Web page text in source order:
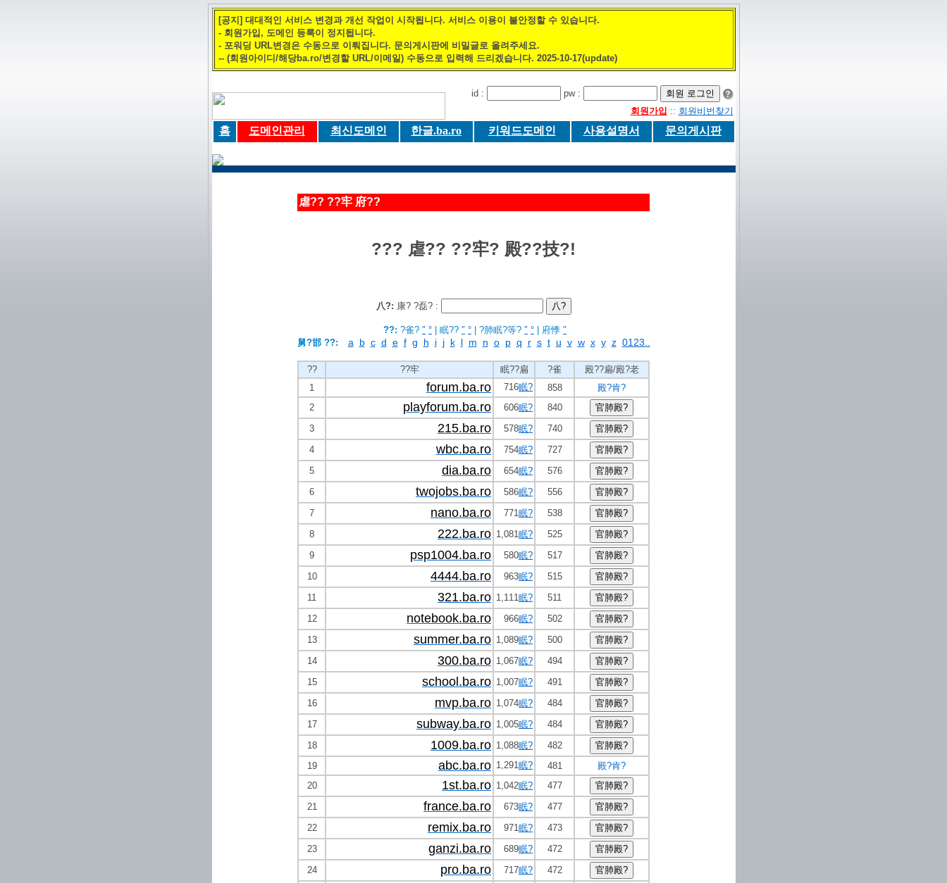
[공지] 대대적인 서비스 변경과 개선 작업이 시작됩니다. 서비스 이용이 불안정할 수 있습니다.
- 회원가입, 도메인 등록이 정지됩니다.
- 포워딩 URL변경은 수동으로 이뤄집니다. 문의게시판에 비밀글로 올려주세요.
-- (회원아이디/해당ba.ro/변경할 URL/이메일) 수동으로 입력해 드리겠습니다. 2025-10-17(update)
id :
pw :
회원가입 :: 회원비번찾기
홈 도메인관리 최신도메인 한글.ba.ro 키워드도메인 사용설명서 문의게시판
虐?? ??牢 府??
??? 虐?? ??牢? 殿??技?!
八?: 康? ?磊? :
??: ?雀? ″ ° | 眠?? ″ ° | ?肺眠?等? ″ ° | 府悸 ″
舅?邯 ??:
a b c d e f g h i j k l m n o p q r s t u v w x y z 0123..
?? ??牢 眠??扁 ?雀
殿??扁/殿?老
1
forum.ba.ro 716眠? 858
殿?肯?
2
playforum.ba.ro 606眠?
840
3
215.ba.ro 578眠?
740
4
wbc.ba.ro 754眠?
727
5
dia.ba.ro 654眠?
576
6
twojobs.ba.ro 586眠?
556
7
nano.ba.ro 771眠?
538
8
222.ba.ro 1,081眠?
525
9
psp1004.ba.ro 580眠?
517
10
4444.ba.ro 963眠?
515
11
321.ba.ro 1,111眠?
511
12
notebook.ba.ro 966眠?
502
13
summer.ba.ro 1,089眠?
500
14
300.ba.ro 1,067眠?
494
15
school.ba.ro 1,007眠?
491
16
mvp.ba.ro 1,074眠?
484
17
subway.ba.ro 1,005眠?
484
18
1009.ba.ro 1,088眠?
482
19
abc.ba.ro 1,291眠? 481
殿?肯?
20
1st.ba.ro 1,042眠?
477
21
france.ba.ro 673眠?
477
22
remix.ba.ro 971眠?
473
23
ganzi.ba.ro 689眠?
472
24
pro.ba.ro 717眠?
472